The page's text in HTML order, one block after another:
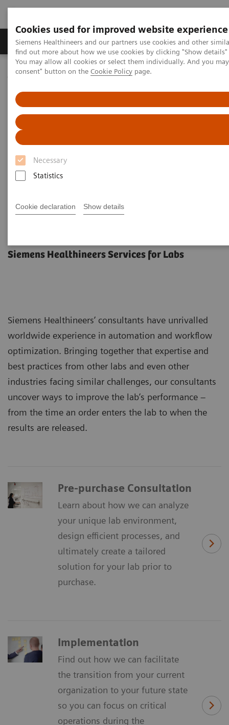
Cookies used for improved website experience
Siemens Healthineers and our partners use cookies and other
find out more about how we use cookies by clicking "Show
You may allow all cookies or select them individually. And you
consent" button on the Cookie Policy page.
Necessary
Statistics
Cookie declaration Show details
Продукція та сервіси Клінічні галузі
Домашня Послуги Lab Consulting
Siemens Healthineers Services for Labs
Siemens Healthineers’ consultants have unrivalled
worldwide experience in automation and workflow
optimization. Bringing together that expertise and
best practices from other labs and even other
industries facing similar challenges, our consultants
uncover ways to improve the lab’s performance –
from the time an order enters the lab to when the
results are released.
Pre-purchase Consultation
Learn about how we can analyze
your unique lab environment,
design efficient processes, and
ultimately create a tailored
solution for your lab prior to
purchase.
Implementation
Find out how we can facilitate
the transition from your current
organization to your future state
so you can focus on critical
operations during the